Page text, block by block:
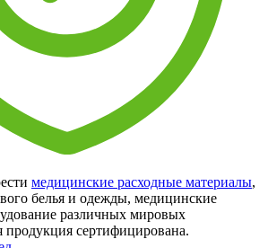
медицинские расходные материалы,
белья и одежды, медицинские
различных мировых
продукция сертифицирована.